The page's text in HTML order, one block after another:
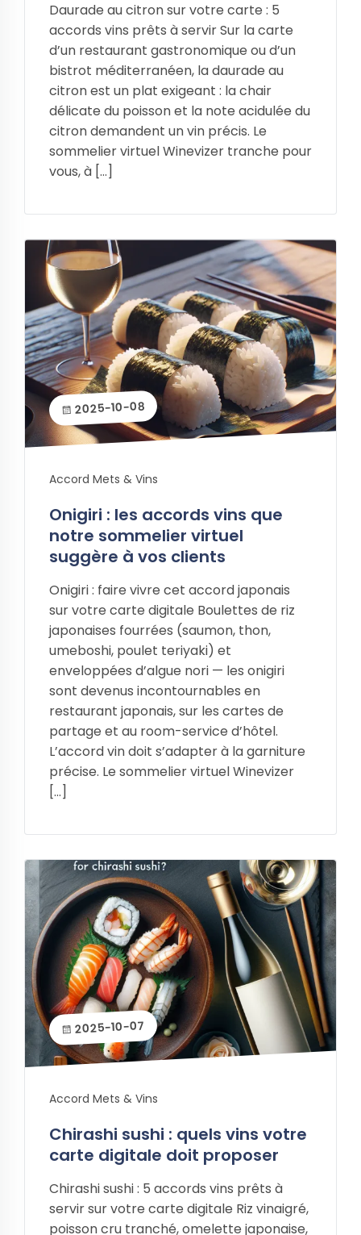
Daurade au citron sur votre carte : 5
accords vins prêts à servir Sur la carte
d’un restaurant gastronomique ou d’un
bistrot méditerranéen, la daurade au
citron est un plat exigeant : la chair
délicate du poisson et la note acidulée du
citron demandent un vin précis. Le
sommelier virtuel Winevizer tranche pour
vous, à […]
2025-10-08
Accord Mets & Vins
Onigiri : les accords vins que
notre sommelier virtuel
suggère à vos clients
Onigiri : faire vivre cet accord japonais
sur votre carte digitale Boulettes de riz
japonaises fourrées (saumon, thon,
umeboshi, poulet teriyaki) et
enveloppées d’algue nori — les onigiri
sont devenus incontournables en
restaurant japonais, sur les cartes de
partage et au room-service d’hôtel.
L’accord vin doit s’adapter à la garniture
précise. Le sommelier virtuel Winevizer
[…]
2025-10-07
Accord Mets & Vins
Chirashi sushi : quels vins votre
carte digitale doit proposer
Chirashi sushi : 5 accords vins prêts à
servir sur votre carte digitale Riz vinaigré,
poisson cru tranché, omelette japonaise,